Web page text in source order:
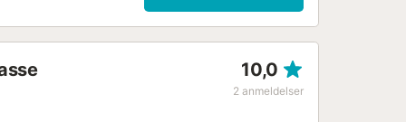
10,0
2 anmeldelser